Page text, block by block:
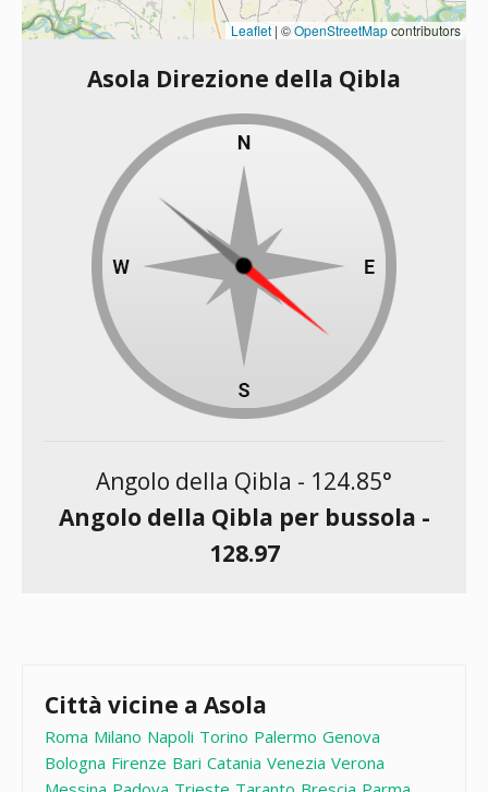
Leaflet | ©OpenStreetMapcontributors
Asola Direzione della Qibla
Angolo della Qibla - 124.85°
Angolo della Qibla per bussola -
128.97
Città vicine a Asola
Roma Milano Napoli Torino Palermo Genova
Bologna Firenze Bari Catania Venezia Verona